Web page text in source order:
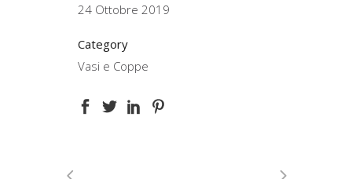
24 Ottobre 2019
Category
Vasi e Coppe